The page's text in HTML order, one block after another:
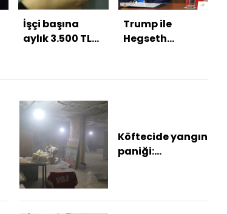
İşçi başına
aylık 3.500 TL
Trump ile
Hegseth
Köftecide yangın
paniği: